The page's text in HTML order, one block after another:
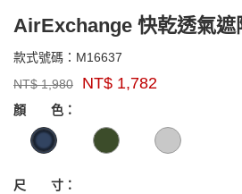
AirExchange 快乾透氣遮
款式號碼： M16637
牌：
Marmot
NT$1,980 NT$ 1,782
GOODS000000000000006189675
顏 色：
尺 寸：